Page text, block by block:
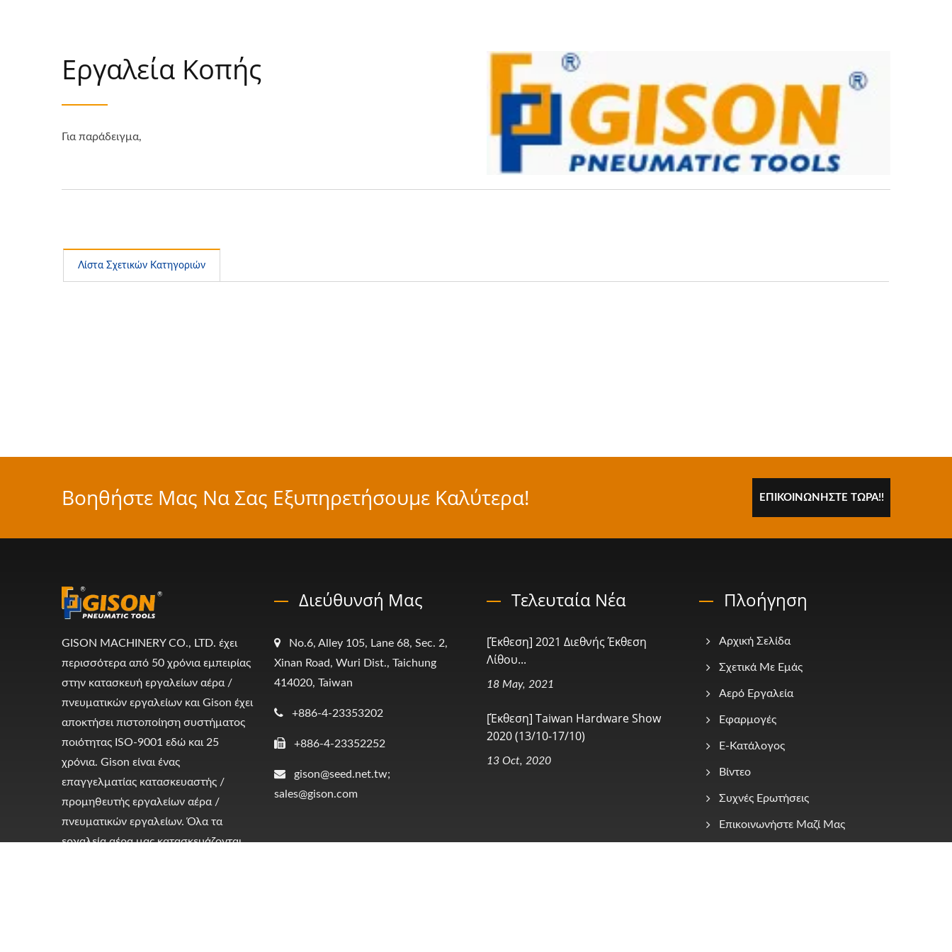
Εργαλεία Κοπής
Για παράδειγμα,
Λίστα Σχετικών Κατηγοριών
Βοηθήστε Μας Να Σας Εξυπηρετήσουμε Καλύτερα! ΕΠΙΚΟΙΝΩΝΉΣΤΕ ΤΏΡΑ!!
GISON MACHINERY CO., LTD. έχει
περισσότερα από 50 χρόνια εμπειρίας
στην κατασκευή εργαλείων αέρα /
πνευματικών εργαλείων και Gison έχει
αποκτήσει πιστοποίηση συστήματος
ποιότητας ISO-9001 εδώ και 25
χρόνια. Gison είναι ένας
επαγγελματίας κατασκευαστής /
προμηθευτής εργαλείων αέρα /
πνευματικών εργαλείων. Όλα τα
εργαλεία αέρα μας κατασκευάζονται
Διεύθυνσή Μας
No.6, Alley 105, Lane 68, Sec. 2,
Xinan Road, Wuri Dist., Taichung
414020, Taiwan
+886-4-23353202
+886-4-23352252
gison@seed.net.tw;
sales@gison.com
Τελευταία Νέα
[Έκθεση] 2021 Διεθνής Έκθεση
Λίθου...
18 May, 2021
[Έκθεση] Taiwan Hardware Show
2020 (13/10-17/10)
13 Oct, 2020
Πλοήγηση
Αρχική Σελίδα
Σχετικά Με Εμάς
Αερό Εργαλεία
Εφαρμογές
E-Κατάλογος
Βίντεο
Συχνές Ερωτήσεις
Επικοινωνήστε Μαζί Μας